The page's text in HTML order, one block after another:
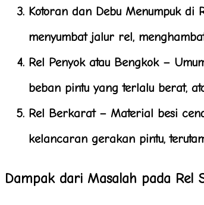
Kotoran dan Debu Menumpuk di
menyumbat jalur rel,
Rel Penyok atau Bengkok–
beban pintu yang terlalu berat,
Rel Berkarat– Material besi
kelancaran gerakan pintu,
Dampak dari Masalah pada Rel